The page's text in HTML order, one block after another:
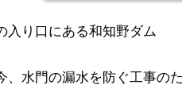
入り口にある和知野ダム
、水門の漏水を防ぐ工事の